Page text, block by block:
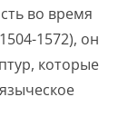
во время
1572), он
которые